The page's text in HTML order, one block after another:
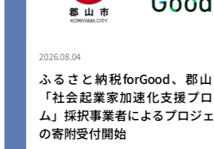
2026.08.03
民間学童「小さな森の学童」
園・幼稚園向け学童開設支援
ス「放課後の森」を提供開始